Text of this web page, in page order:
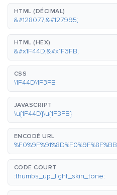
HTML (DÉCIMAL)
&#128077;&#127995;
HTML (HEX)
&#x1F44D;&#x1F3FB;
CSS
\1F44D\1F3FB
JAVASCRIPT
\u{1F44D}\u{1F3FB}
ENCODÉ URL
%F0%9F%91%8D%F0%9F%8F%BB
CODE COURT
:thumbs_up_light_skin_tone: